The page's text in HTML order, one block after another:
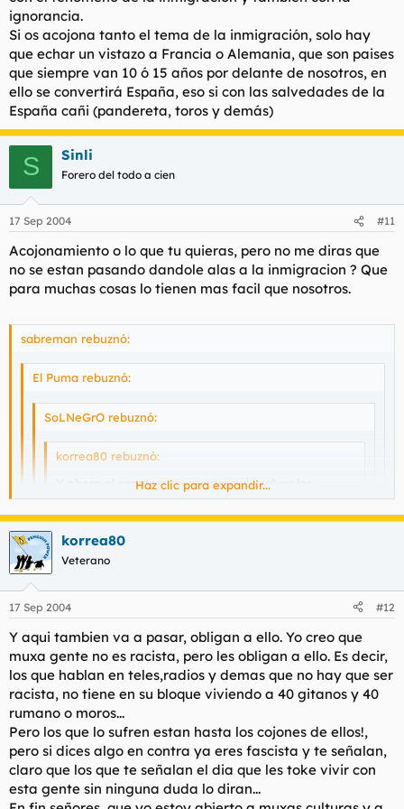
Yo me estoy dejando bigote ya
es la subida de partidos de extrema derecha, y si no al
tiempo?.
Pero bueno, luego con llorar y decir lo progresistas y
bienintencionados que sois lo teneis todo solucionado
ignorancia.
Si os acojona tanto el tema de la inmigración, solo hay
que echar un vistazo a Francia o Alemania, que son paises
que siempre van 10 ó 15 años por delante de nosotros, en
ello se convertirá España, eso si con las salvedades de la
España cañi (pandereta, toros y demás)
S Sinli
Forero del todo a cien
17 Sep 2004 #11
Acojonamiento o lo que tu quieras, pero no me diras que
no se estan pasando dandole alas a la inmigracion ? Que
para muchas cosas lo tienen mas facil que nosotros.
sabreman rebuznó:
El Puma rebuznó:
SoLNeGrO rebuznó:
korrea80 rebuznó:
Y ahora el zapatero su promesa de salvar los
astilleros que??? ya pasa de los trabajadores y de la
promesa que los hizo....
vez...
Ahora con que voten, esos pueblos donde hay
del psoe los ayudan...
Que sera lo proximo????
Yo me estoy dejando bigote ya
Tu riete mucho, pero medidas como estas lo que va a
no al tiempo?.
Pero bueno, luego con llorar y decir lo progresistas y
bienintencionados que sois lo teneis todo solucionado
Haz clic para expandir...
La subida de partidos de extrema derecha tiene que ver con el
fenómeno de la inmigración y también con la ignorancia.
Si os acojona tanto el tema de la inmigración, solo hay que
echar un vistazo a Francia o Alemania, que son paises que
siempre van 10 ó 15 años por delante de nosotros, en ello se
convertirá España, eso si con las salvedades de la España cañi
(pandereta, toros y demás)
Haz clic para expandir...
korrea80
Veterano
17 Sep 2004 #12
Y aqui tambien va a pasar, obligan a ello. Yo creo que
muxa gente no es racista, pero les obligan a ello. Es decir,
los que hablan en teles,radios y demas que no hay que ser
racista, no tiene en su bloque viviendo a 40 gitanos y 40
rumano o moros...
Pero los que lo sufren estan hasta los cojones de ellos!,
pero si dices algo en contra ya eres fascista y te señalan,
claro que los que te señalan el dia que les toke vivir con
esta gente sin ninguna duda lo diran...